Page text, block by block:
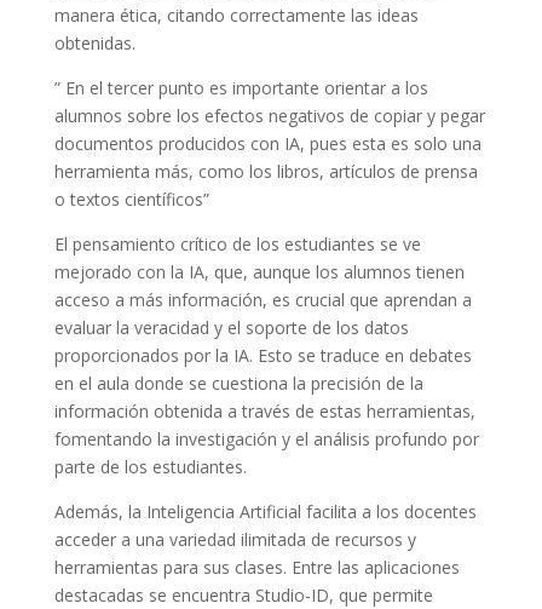
manera ética, citando correctamente las ideas
obtenidas.
” En el tercer punto es importante orientar a los
alumnos sobre los efectos negativos de copiar y pegar
documentos producidos con IA, pues esta es solo una
herramienta más, como los libros, artículos de prensa
o textos científicos”
El pensamiento crítico de los estudiantes se ve
mejorado con la IA, que, aunque los alumnos tienen
acceso a más información, es crucial que aprendan a
evaluar la veracidad y el soporte de los datos
proporcionados por la IA. Esto se traduce en debates
en el aula donde se cuestiona la precisión de la
información obtenida a través de estas herramientas,
fomentando la investigación y el análisis profundo por
parte de los estudiantes.
Además, la Inteligencia Artificial facilita a los docentes
acceder a una variedad ilimitada de recursos y
herramientas para sus clases. Entre las aplicaciones
destacadas se encuentra Studio-ID, que permite